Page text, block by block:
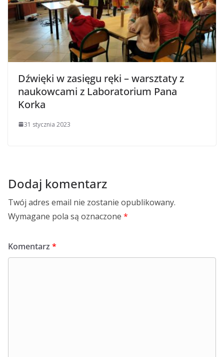
Dźwięki w zasięgu ręki – warsztaty z
naukowcami z Laboratorium Pana
Korka
31 stycznia 2023
Dodaj komentarz
Twój adres email nie zostanie opublikowany.
Wymagane pola są oznaczone *
Komentarz *